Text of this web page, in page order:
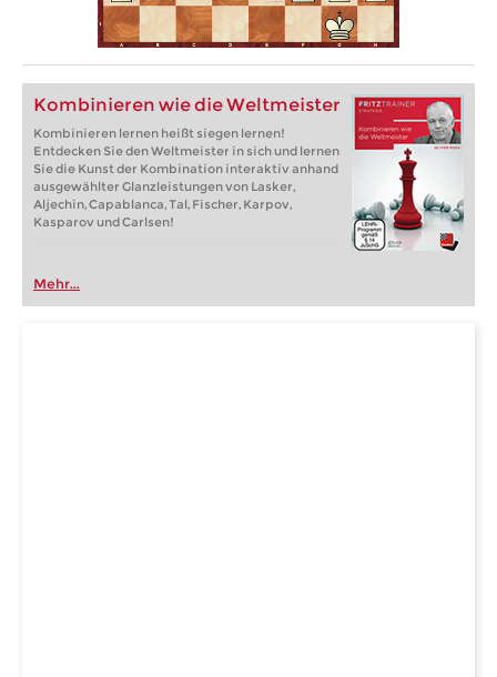
Kombinieren wie die Weltmeister
Kombinieren lernen heißt siegen lernen!
Entdecken Sie den Weltmeister in sich und lernen
Sie die Kunst der Kombination interaktiv anhand
ausgewählter Glanzleistungen von Lasker,
Aljechin, Capablanca, Tal, Fischer, Karpov,
Kasparov und Carlsen!
Mehr...